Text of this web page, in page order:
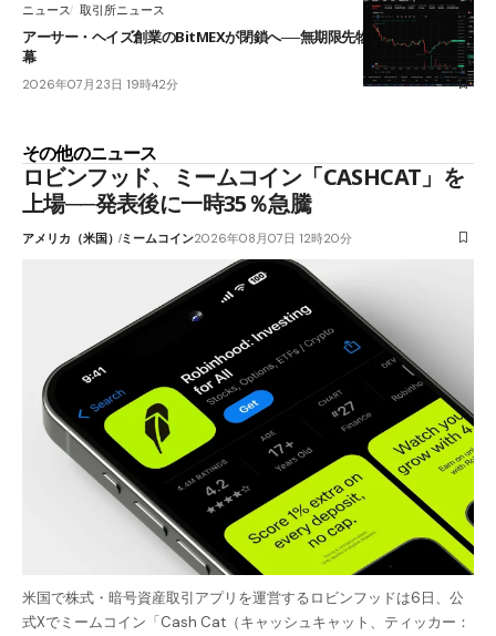
ニュース 取引所ニュース
アーサー・ヘイズ創業のBitMEXが閉鎖へ──無期限先物を生んだ11年に
幕
2026年07月23日 19時42分
その他のニュース
ロビンフッド、ミームコイン「CASHCAT」を
上場──発表後に一時35％急騰
アメリカ（米国）ミームコイン2026年08月07日 12時20分
米国で株式・暗号資産取引アプリを運営するロビンフッドは6日、公
式Xでミームコイン「Cash Cat（キャッシュキャット、ティッカー：